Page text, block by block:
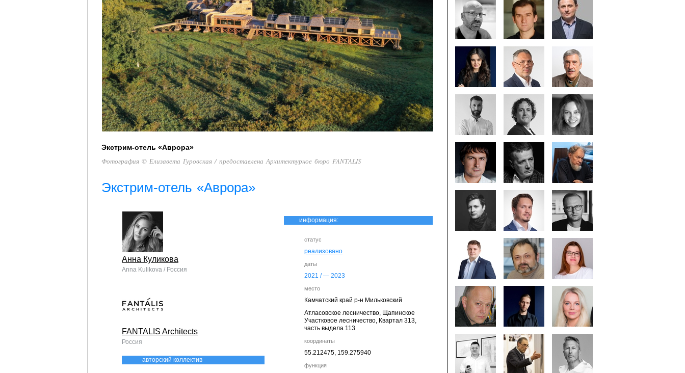
Экстрим-отель «Аврора»
Фотография © Елизавета Гуровская / предоставлена Архитектурное бюро FANTALIS
Экстрим-отель «Аврора»
информация:
статус
реализовано
даты
2021 / — 2023
место
Камчатский край р-н Мильковский
Атласовское лесничество, Щапинское
Участковое лесничество, Квартал 313,
часть выдела 113
координаты
55.212475, 159.275940
функция
Анна Куликова
Anna Kulikova / Россия
FANTALIS Architects
Россия
авторский коллектив